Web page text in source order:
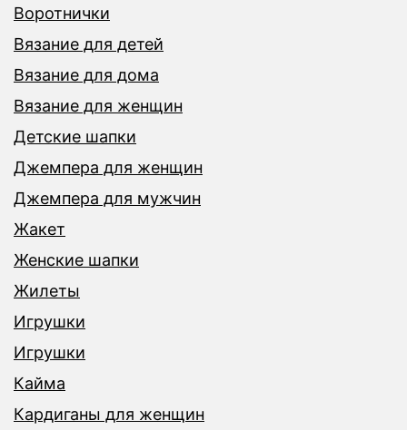
Воротнички
Вязание для детей
Вязание для дома
Вязание для женщин
Детские шапки
Джемпера для женщин
Джемпера для мужчин
Жакет
Женские шапки
Жилеты
Игрушки
Игрушки
Кайма
Кардиганы для женщин